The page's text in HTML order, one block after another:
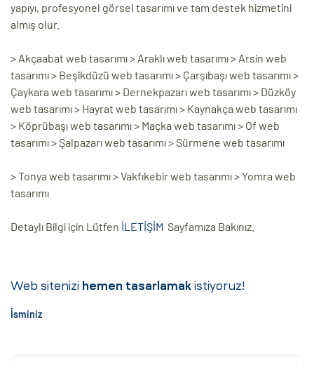
yapıyı, profesyonel görsel tasarımı ve tam destek hizmetini
almış olur.
> Akçaabat web tasarımı > Araklı web tasarımı > Arsin web
tasarımı > Beşikdüzü web tasarımı > Çarşıbaşı web tasarımı >
Çaykara web tasarımı > Dernekpazarı web tasarımı > Düzköy
web tasarımı > Hayrat web tasarımı > Kaynakça web tasarımı
> Köprübaşı web tasarımı > Maçka web tasarımı > Of web
tasarımı > Şalpazarı web tasarımı > Sürmene web tasarımı
> Tonya web tasarımı > Vakfıkebir web tasarımı > Yomra web
tasarımı
Detaylı Bilgi için Lütfen İLETİŞİM Sayfamıza Bakınız.
Web sitenizi hemen tasarlamak istiyoruz!
İsminiz